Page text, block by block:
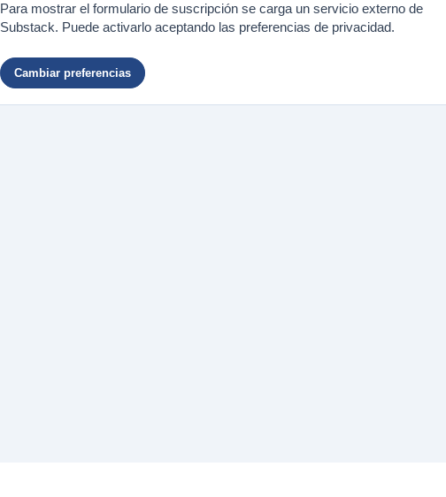
Para mostrar el formulario de suscripción se carga un servicio externo de
Substack. Puede activarlo aceptando las preferencias de privacidad.
Cambiar preferencias